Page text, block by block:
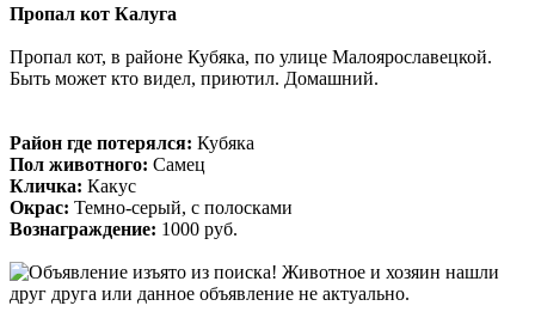
Пропал кот Калуга
Пропал кот, в районе Кубяка, по улице Малоярославецкой.
Быть может кто видел, приютил. Домашний.
Район где потерялся: Кубяка
Пол животного: Самец
Кличка: Какус
Окрас: Темно-серый, с полосками
Вознаграждение: 1000 руб.